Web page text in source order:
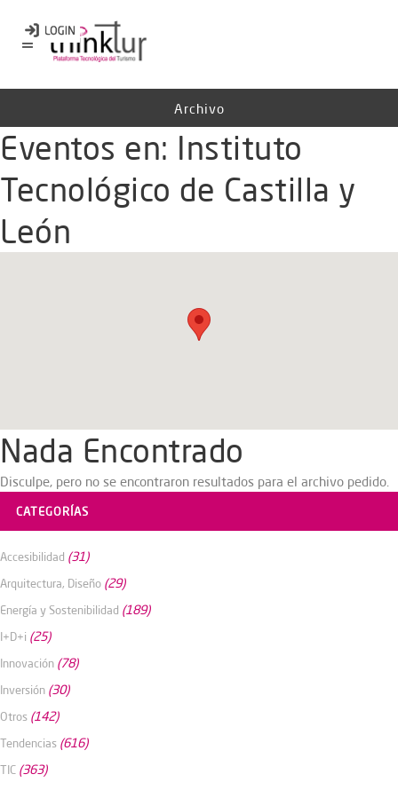
Archivo
Eventos en: Instituto
Tecnológico de Castilla y
León
Nada Encontrado
Disculpe, pero no se encontraron resultados para el archivo pedido.
CATEGORÍAS
Accesibilidad (31)
Arquitectura, Diseño (29)
Energía y Sostenibilidad (189)
I+D+i (25)
Innovación (78)
Inversión (30)
Otros (142)
Tendencias (616)
TIC (363)